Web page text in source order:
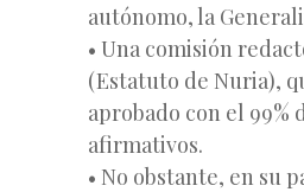
autónomo, la
• Una comisión
(Estatuto de Nuria),
aprobado con el 99%
afirmativos.
• No obstante, en su